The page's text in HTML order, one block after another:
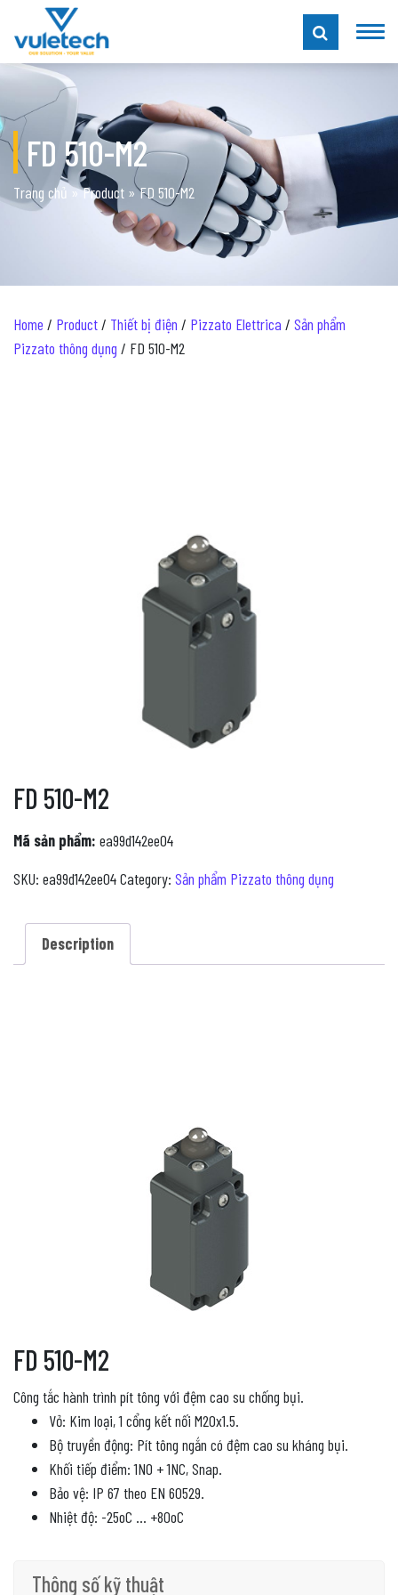
FD 510-M2
Trang chủ »Product »FD 510-M2
Home / Product/ Thiết bị điện / Pizzato Elettrica / Sản phẩm
Pizzato thông dụng / FD 510-M2
FD 510-M2
Mã sản phẩm: ea99d142ee04
SKU: ea99d142ee04Category: Sản phẩm Pizzato thông dụng
Description
FD 510-M2
Công tắc hành trình pít tông với đệm cao su chống bụi.
Vỏ: Kim loại, 1 cổng kết nối M20x1.5.
Bộ truyền động: Pít tông ngắn có đệm cao su kháng bụi.
Khối tiếp điểm: 1NO + 1NC, Snap.
Bảo vệ: IP 67 theo EN 60529.
Nhiệt độ: -25oC … +80oC
Thông số kỹ thuật